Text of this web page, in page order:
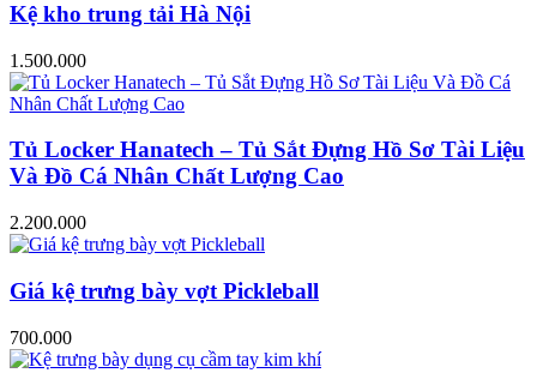
Kệ kho trung tải Hà Nội
1.500.000
Tủ Locker Hanatech – Tủ Sắt Đựng Hồ Sơ Tài Liệu
Và Đồ Cá Nhân Chất Lượng Cao
2.200.000
Giá kệ trưng bày vợt Pickleball
700.000